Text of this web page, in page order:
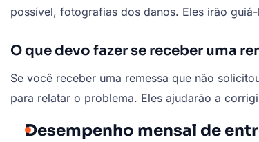
possível, fotografias dos danos. Eles irão
O que devo fazer se receber uma
Se você receber uma remessa que não
para relatar o problema. Eles ajudarão a
Desempenho mensal de